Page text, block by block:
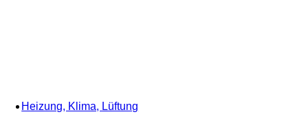
Heizung, Klima, Lüftung